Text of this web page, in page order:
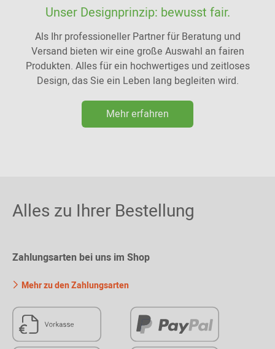
Unser Designprinzip: bewusst fair.
Als Ihr professioneller Partner für Beratung und
Versand bieten wir eine große Auswahl an fairen
Produkten. Alles für ein hochwertiges und zeitloses
Design, das Sie ein Leben lang begleiten wird.
Mehr erfahren
Alles zu Ihrer Bestellung
Zahlungsarten bei uns im Shop
Mehr zu den Zahlungsarten